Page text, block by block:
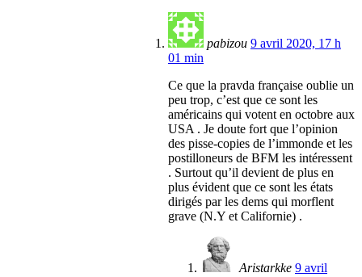
pabizou 9 avril 2020, 17 h
01 min
Ce que la pravda française oublie un
peu trop, c’est que ce sont les
américains qui votent en octobre aux
USA . Je doute fort que l’opinion
des pisse-copies de l’immonde et les
postilloneurs de BFM les intéressent
. Surtout qu’il devient de plus en
plus évident que ce sont les états
dirigés par les dems qui morflent
grave (N.Y et Californie) .
Aristarkke 9 avril